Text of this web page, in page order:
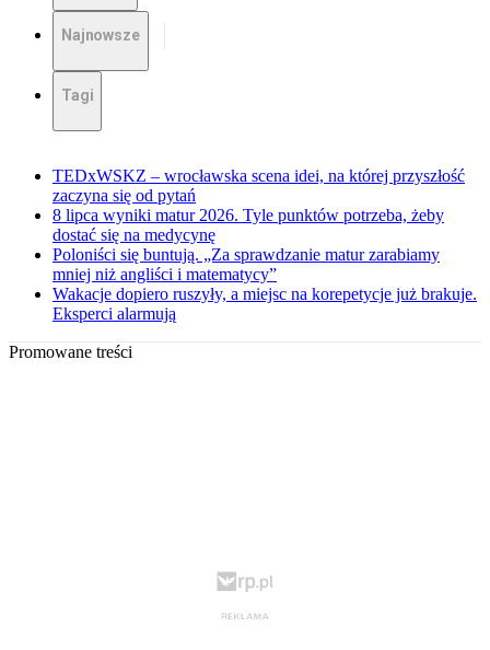
Najnowsze
Tagi
TEDxWSKZ – wrocławska scena idei, na której przyszłość
zaczyna się od pytań
8 lipca wyniki matur 2026. Tyle punktów potrzeba, żeby
dostać się na medycynę
Poloniści się buntują. „Za sprawdzanie matur zarabiamy
mniej niż angliści i matematycy”
Wakacje dopiero ruszyły, a miejsc na korepetycje już brakuje.
Eksperci alarmują
Promowane treści